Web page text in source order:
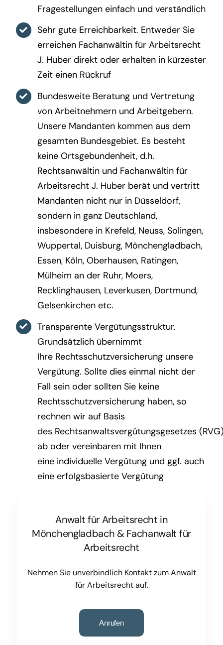
Fragestellungen einfach und verständlich
Sehr gute Erreichbarkeit. Entweder Sie
erreichen Fachanwältin für Arbeitsrecht
J. Huber direkt oder erhalten in kürzester
Zeit einen Rückruf
Bundesweite Beratung und Vertretung
von Arbeitnehmern und Arbeitgebern.
Unsere Mandanten kommen aus dem
gesamten Bundesgebiet. Es besteht
keine Ortsgebundenheit, d.h.
Rechtsanwältin und Fachanwältin für
Arbeitsrecht J. Huber berät und vertritt
Mandanten nicht nur in Düsseldorf,
sondern in ganz Deutschland,
insbesondere in Krefeld, Neuss, Solingen,
Wuppertal, Duisburg, Mönchengladbach,
Essen, Köln, Oberhausen, Ratingen,
Mülheim an der Ruhr, Moers,
Recklinghausen, Leverkusen, Dortmund,
Gelsenkirchen etc.
Transparente Vergütungsstruktur.
Grundsätzlich übernimmt
Ihre Rechtsschutzversicherung unsere
Vergütung. Sollte dies einmal nicht der
Fall sein oder sollten Sie keine
Rechtsschutzversicherung haben, so
rechnen wir auf Basis
des Rechtsanwaltsvergütungsgesetzes
ab oder vereinbaren mit Ihnen
eine individuelle Vergütung und ggf. auch
eine erfolgsbasierte Vergütung
Anwalt für Arbeitsrecht in
Mönchengladbach& Fachanwalt für
Arbeitsrecht
Nehmen Sie unverbindlich Kontakt zum Anwalt
für Arbeitsrecht auf.
Anrufen